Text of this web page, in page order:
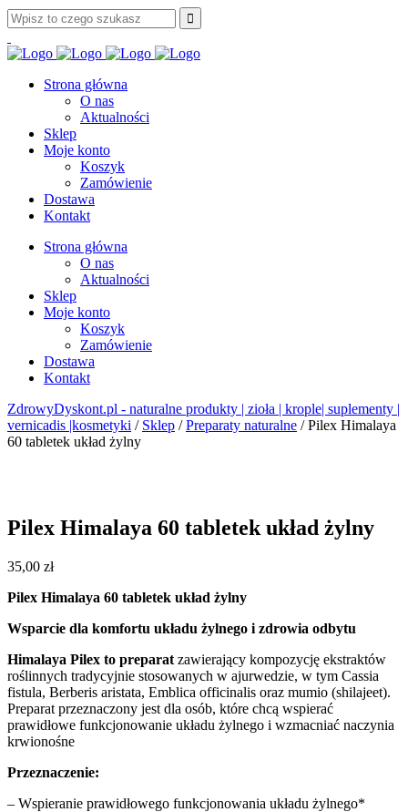
Strona główna
O nas
Aktualności
Sklep
Moje konto
Koszyk
Zamówienie
Dostawa
Kontakt
Strona główna
O nas
Aktualności
Sklep
Moje konto
Koszyk
Zamówienie
Dostawa
Kontakt
ZdrowyDyskont.pl - naturalne produkty | zioła | krople| suplementy |
vernicadis |kosmetyki / Sklep /Preparaty naturalne /Pilex Himalaya
60 tabletek układ żylny
Pilex Himalaya 60 tabletek układ żylny
35,00 zł
Pilex Himalaya 60 tabletek układ żylny
Wsparcie dla komfortu układu żylnego i zdrowia odbytu
Himalaya Pilex to preparat zawierający kompozycję ekstraktów
roślinnych tradycyjnie stosowanych w ajurwedzie, w tym Cassia
fistula, Berberis aristata, Emblica officinalis oraz mumio (shilajeet).
Preparat przeznaczony jest dla osób, które chcą wspierać
prawidłowe funkcjonowanie układu żylnego i wzmacniać naczynia
krwionośne
Przeznaczenie:
– Wspieranie prawidłowego funkcjonowania układu żylnego*